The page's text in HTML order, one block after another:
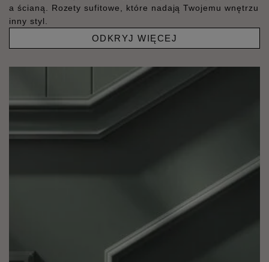
a ścianą. Rozety sufitowe, które nadają Twojemu wnętrzu
inny styl.
ODKRYJ WIĘCEJ